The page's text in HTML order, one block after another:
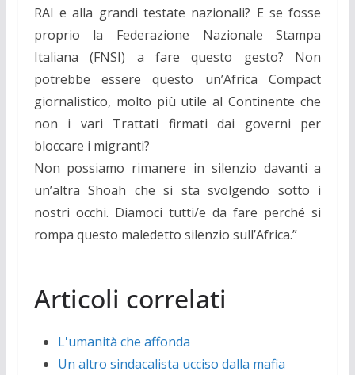
RAI e alla grandi testate nazionali? E se fosse
proprio la Federazione Nazionale Stampa
Italiana (FNSI) a fare questo gesto? Non
potrebbe essere questo un’Africa Compact
giornalistico, molto più utile al Continente che
non i vari Trattati firmati dai governi per
bloccare i migranti?
Non possiamo rimanere in silenzio davanti a
un’altra Shoah che si sta svolgendo sotto i
nostri occhi. Diamoci tutti/e da fare perché si
rompa questo maledetto silenzio sull’Africa.”
Articoli correlati
L'umanità che affonda
Un altro sindacalista ucciso dalla mafia